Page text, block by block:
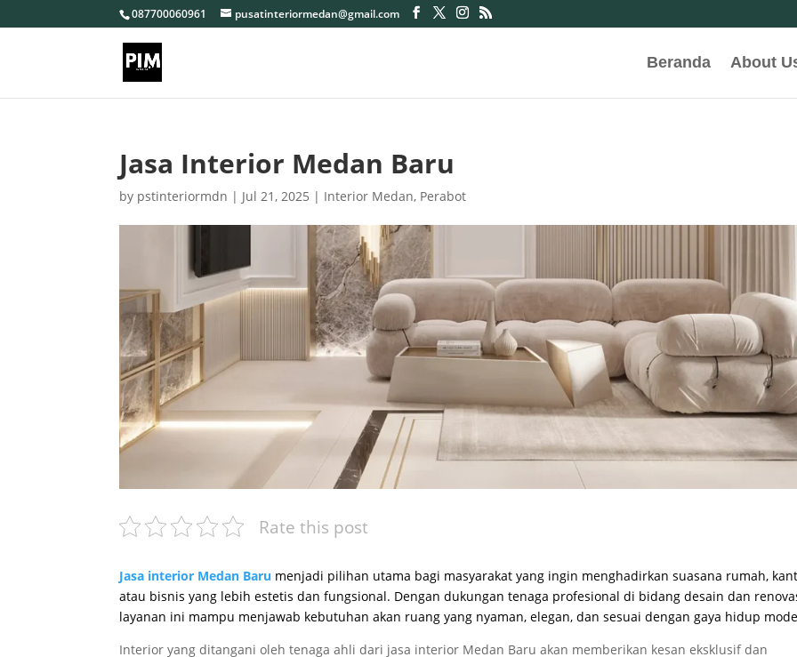
087700060961 pusatinteriormedan@gmail.com
Beranda About
Jasa Interior Medan Baru
by pstinteriormdn | Jul 21, 2025 | Interior Medan, Perabot
Rate this post
Jasa interior Medan Baru menjadi pilihan utama bagi masyarakat yang ingin menghadirkan suasana rumah,
atau bisnis yang lebih estetis dan fungsional. Dengan dukungan tenaga profesional di bidang desain dan
layanan ini mampu menjawab kebutuhan akan ruang yang nyaman, elegan, dan sesuai dengan gaya hidup
Interior yang ditangani oleh tenaga ahli dari jasa interior Medan Baru akan memberikan kesan eksklusif dan